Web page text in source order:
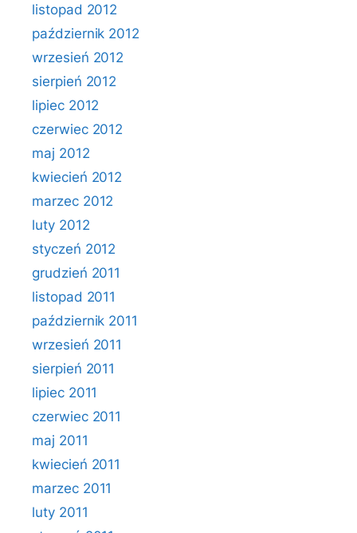
listopad 2012
październik 2012
wrzesień 2012
sierpień 2012
lipiec 2012
czerwiec 2012
maj 2012
kwiecień 2012
marzec 2012
luty 2012
styczeń 2012
grudzień 2011
listopad 2011
październik 2011
wrzesień 2011
sierpień 2011
lipiec 2011
czerwiec 2011
maj 2011
kwiecień 2011
marzec 2011
luty 2011